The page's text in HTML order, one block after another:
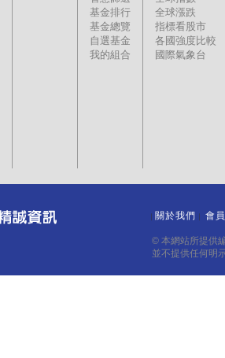
基金排行
基金總覽
自選基金
我的組合
全球漲跌
指標看股市
各國強度比較
國際氣象台
關於我們 會
© 本網站所提供
並不提供任何明